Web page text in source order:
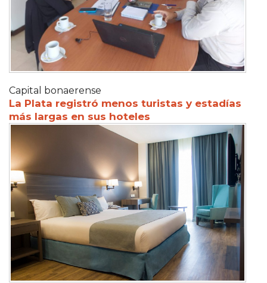
Capital bonaerense
La Plata registró menos turistas y estadías
más largas en sus hoteles